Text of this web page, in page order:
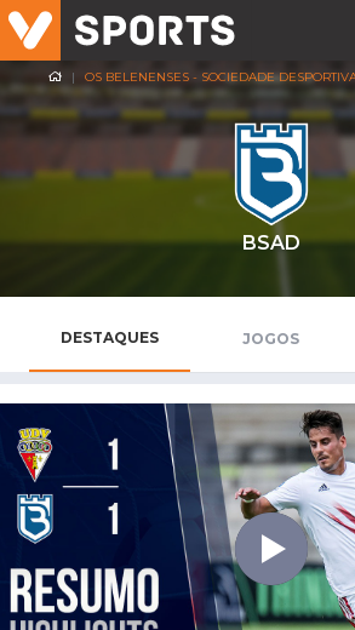
OS BELENENSES - SOCIEDADE
BSAD
DESTAQUES JOGOS